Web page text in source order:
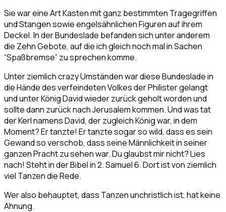
Sie war eine Art Kasten mit ganz bestimmten Tragegriffen
und Stangen sowie engelsähnlichen Figuren auf ihrem
Deckel. In der Bundeslade befanden sich unter anderem
die Zehn Gebote, auf die ich gleich noch mal in Sachen
“Spaßbremse” zu sprechen komme.
Unter ziemlich crazy Umständen war diese Bundeslade in
die Hände des verfeindeten Volkes der Philister gelangt
und unter König David wieder zurück geholt worden und
sollte dann zurück nach Jerusalem kommen. Und was tat
der Kerl namens David, der zugleich König war, in dem
Moment? Er tanzte! Er tanzte sogar so wild, dass es sein
Gewand so verschob, dass seine Männlichkeit in seiner
ganzen Pracht zu sehen war. Du glaubst mir nicht? Lies
nach! Steht in der Bibel in 2. Samuel 6. Dort ist von ziemlich
viel Tanzen die Rede.
Wer also behauptet, dass Tanzen unchristlich ist, hat keine
Ahnung.